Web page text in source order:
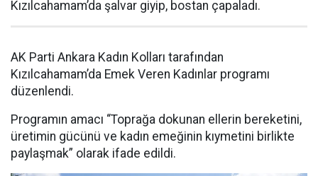
Kızılcahamam’da şalvar giyip, bostan çapaladı.
AK Parti Ankara Kadın Kolları tarafından
Kızılcahamam’da Emek Veren Kadınlar programı
düzenlendi.
Programın amacı “Toprağa dokunan ellerin bereketini,
üretimin gücünü ve kadın emeğinin kıymetini birlikte
paylaşmak” olarak ifade edildi.